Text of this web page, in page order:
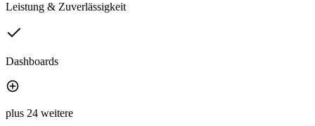
Leistung & Zuverlässigkeit
Dashboards
plus 24 weitere